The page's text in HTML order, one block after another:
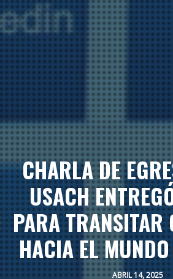
CHARLA DE
USACH
PARA TRANSITAR
HACIA EL
ABRIL 14, 2025